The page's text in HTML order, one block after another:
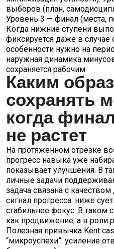
выборов (план,
Уровень 3 — финал (места,
Когда нижние ступени
фиксируется даже в случае
особенности нужно на
наружная динамика
сохраняется рабочим.
Каким
сохранять
когда
не растет
На протяженном отрезке
прогресс навыка уже
показывает улучшения. В
личные задачи
задача связана с
сигнал прогресса: ниже
стабильнее фокус. В таком
как продвижение, а в роли
Полезная привычка Kent
“микроуспехи”: усиление